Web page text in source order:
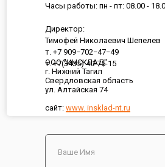
ООО "ИНСКЛАД"
г. Нижний Тагил
Свердловская область
ул. Алтайская 74
сайт: www. insklad-nt.ru
Часы работы: пн - пт: 08.00 -
Директор:
Тимофей Николаевич Шепелев
т. +7 909−702−47−49
т. +7(3435) 40-75-15